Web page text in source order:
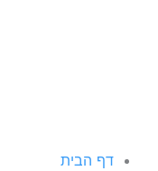
דף הבית